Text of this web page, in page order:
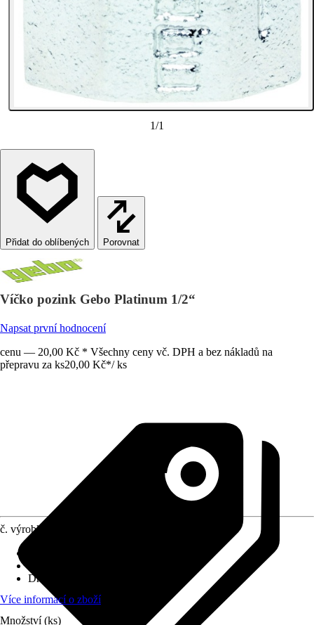
1/1
Porovnat
Víčko pozink Gebo Platinum 1/2“
Napsat první hodnocení
cenu — 20,00 Kč * Všechny ceny vč. DPH a bez nákladů na
přepravu za ks20,00 Kč*/ ks
č. výrobku
Druh závitu
Více informací o zboží
Množství (ks)